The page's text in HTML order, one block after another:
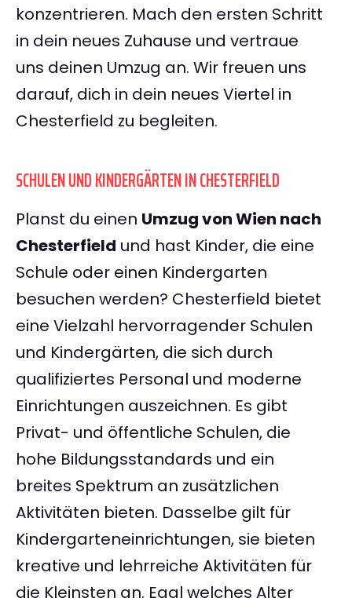
konzentrieren. Mach den ersten Schritt
in dein neues Zuhause und vertraue
uns deinen Umzug an. Wir freuen uns
darauf, dich in dein neues Viertel in
Chesterfield zu begleiten.
SCHULEN UND KINDERGÄRTEN IN CHESTERFIELD
Planst du einen Umzug von Wien nach
Chesterfield und hast Kinder, die eine
Schule oder einen Kindergarten
besuchen werden? Chesterfield bietet
eine Vielzahl hervorragender Schulen
und Kindergärten, die sich durch
qualifiziertes Personal und moderne
Einrichtungen auszeichnen. Es gibt
Privat- und öffentliche Schulen, die
hohe Bildungsstandards und ein
breites Spektrum an zusätzlichen
Aktivitäten bieten. Dasselbe gilt für
Kindergarteneinrichtungen, sie bieten
kreative und lehrreiche Aktivitäten für
die Kleinsten an. Egal welches Alter